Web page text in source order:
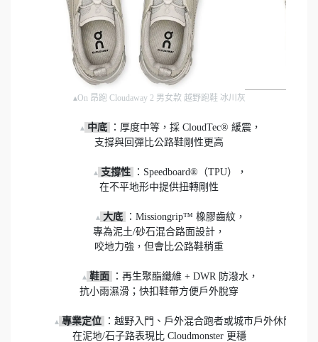
▴On 昂跑 Cloudaway 2 男女款 越野跑鞋 冰川灰
▴ 中底
：厚度中等，採 CloudTec® 緩震，
支撐與回彈比公路鞋剛性更高
▴ 支撐性
：Speedboard®（TPU），
在不平地形中提供扭轉剛性
▴ 大底
：Missiongrip™ 橡膠齒紋，
專為泥土/砂石混合路面設計，
咬地力強，但會比公路鞋稍重
▴ 鞋面
：再生聚酯纖維 + DWR 防潑水，
抗小雨濕滑；快扣鞋帶方便戶外脫穿
▴ 專業定位
：越野入門、戶外混合跑者或城市戶外休閒玩家
在泥地/石子路表現比 Cloudmonster 更穩